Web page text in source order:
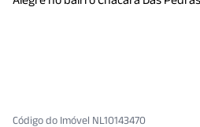
Código do Imóvel NL10143470